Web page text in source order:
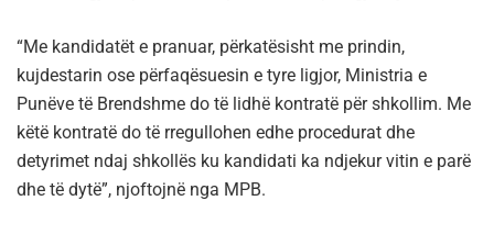
“Me kandidatët e pranuar, përkatësisht me prindin,
kujdestarin ose përfaqësuesin e tyre ligjor, Ministria e
Punëve të Brendshme do të lidhë kontratë për shkollim. Me
këtë kontratë do të rregullohen edhe procedurat dhe
detyrimet ndaj shkollës ku kandidati ka ndjekur vitin e parë
dhe të dytë”, njoftojnë nga MPB.